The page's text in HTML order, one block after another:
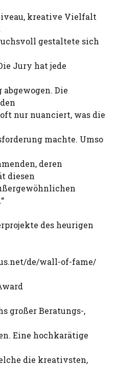
kreative Vielfalt
gestaltete sich
Jury hat jede
Die
nur nuanciert, was die
machte. Umso
deren
diesen
des heurigen
de/wall-of-fame/
großer Beratungs-,
Eine hochkarätige
die kreativsten,